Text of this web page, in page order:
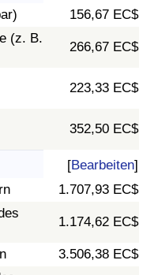
156,67 EC$
(z. B.
266,67 EC$
223,33 EC$
352,50 EC$
[Bearbeiten]
1.707,93 EC$
1.174,62 EC$
3.506,38 EC$